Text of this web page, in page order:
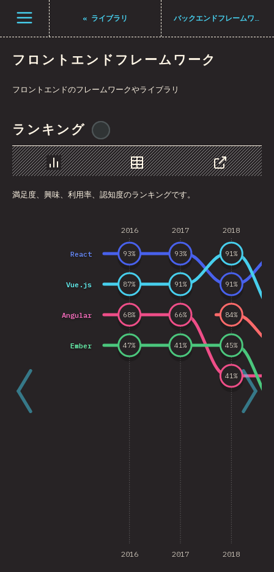
メニューを開く « ライブラリ バックエンドフレームワーク
フロントエンドフレームワーク
フロントエンドのフレームワークやライブラリ
ランキング
チャート データ
シェア
満足度、興味、利用率、認知度のランキングです。
2016 2017 2018
2016 2017 2018
React
Vue.js
Angular
Ember
93% 93%
91%
87% 91%
91%
68% 66%
41%
84%
47% 41% 45%